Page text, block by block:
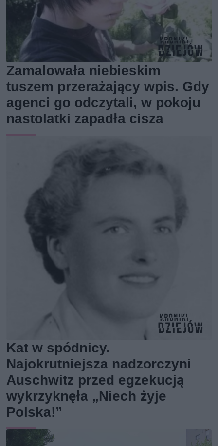
Zamalowała niebieskim
tuszem przerażający wpis. Gdy
agenci go odczytali, w pokoju
nastolatki zapadła cisza
Kat w spódnicy.
Najokrutniejsza nadzorczyni
Auschwitz przed egzekucją
wykrzyknęła „Niech żyje
Polska!”